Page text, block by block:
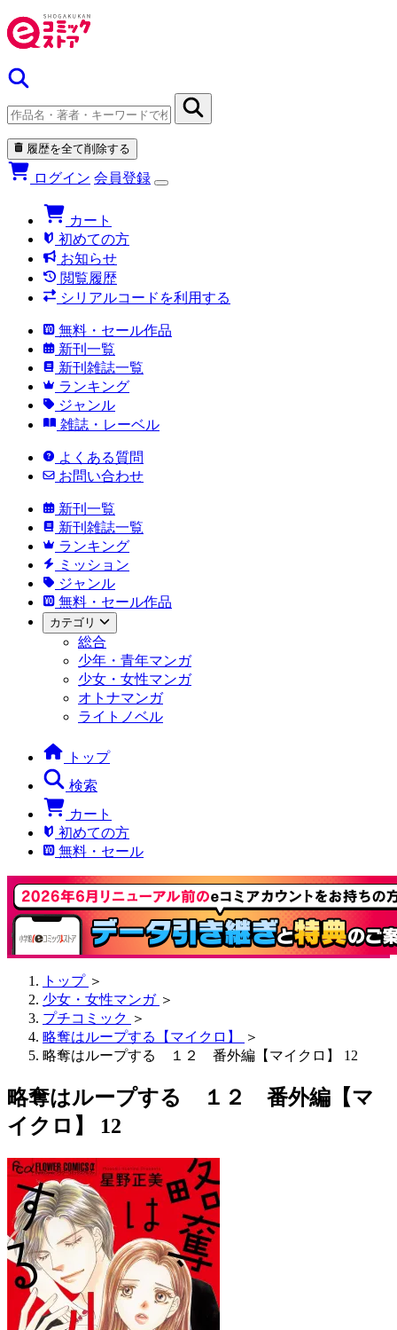
履歴を全て削除する
ログイン 会員登録
カート
初めての方
お知らせ
閲覧履歴
シリアルコードを利用する
無料・セール作品
新刊一覧
新刊雑誌一覧
ランキング
ジャンル
雑誌・レーベル
よくある質問
お問い合わせ
新刊一覧
新刊雑誌一覧
ランキング
ミッション
ジャンル
無料・セール作品
カテゴリ
総合
少年・青年マンガ
少女・女性マンガ
オトナマンガ
ライトノベル
トップ
検索
カート
初めての方
無料・セール
トップ ＞
少女・女性マンガ ＞
プチコミック ＞
略奪はループする【マイクロ】
＞
略奪はループする １２ 番外編【マイクロ】 12
略奪はループする １２ 番外編【マ
イクロ】 12